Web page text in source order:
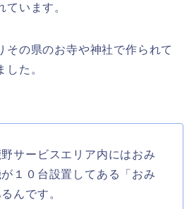
います。
その県のお寺や神社で作られて
した。
サービスエリア内にはおみ
１０台設置してある「おみ
んです。